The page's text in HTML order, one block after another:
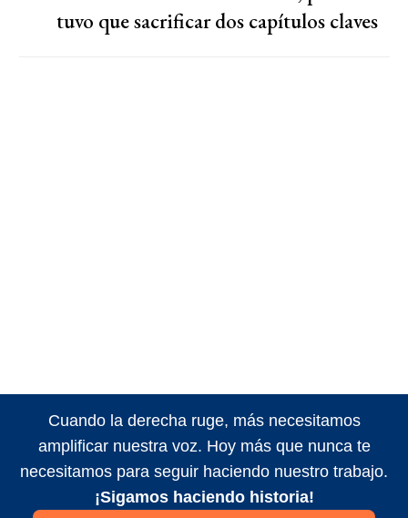
tuvo que sacrificar dos capítulos claves
Cuando la derecha ruge, más necesitamos
amplificar nuestra voz. Hoy más que nunca te
necesitamos para seguir haciendo nuestro trabajo.
¡Sigamos haciendo historia!